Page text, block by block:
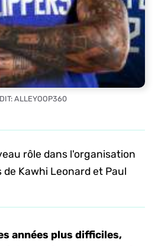
ALLEYOOP360
rôle dans l'organisation
Kawhi Leonard et Paul
années plus difficiles,